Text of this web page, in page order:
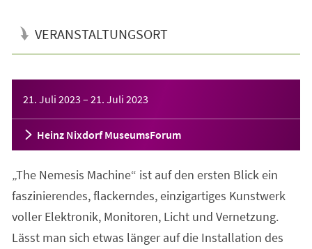
VERANSTALTUNGSORT
21. Juli 2023 – 21. Juli 2023
Heinz Nixdorf MuseumsForum
„The Nemesis Machine“ ist auf den ersten Blick ein
faszinierendes, flackerndes, einzigartiges Kunstwerk
voller Elektronik, Monitoren, Licht und Vernetzung.
Lässt man sich etwas länger auf die Installation des